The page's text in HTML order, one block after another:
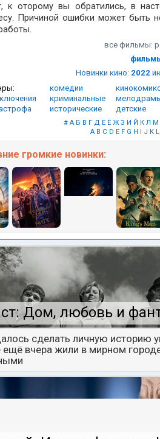
к оторому вы обратились, в
Причиной ошибки может быть
все фильмы:
Новинки кино: 2022
комедии
криминальные
исторические детские
# А Б В Г Д Е Ё Ж З И Й К Л М
A B C D E F G H I J K L
громкие новинки:
Дом, любовь и
сделать личную историю
вчера жили в мирном